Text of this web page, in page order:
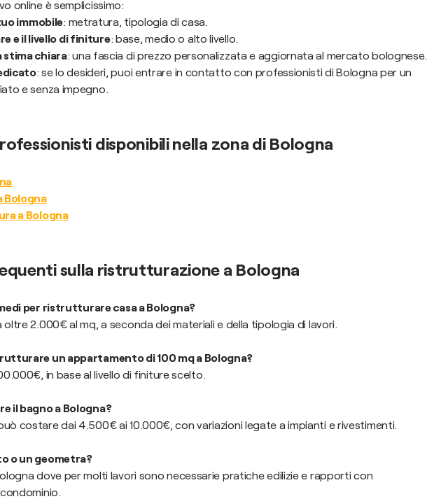
online è semplicissimo:
immobile: metratura, tipologia di casa.
e il livello di finiture: base, medio o alto livello.
chiara: una fascia di prezzo personalizzata e aggiornata al mercato bolognese.
: se lo desideri, puoi entrare in contatto con professionisti di Bologna per un
e senza impegno.
disponibili nella zona di Bologna
Bologna
a Bologna
sulla ristrutturazione a Bologna
per ristrutturare casa a Bologna?
oltre 2.000€ al mq, a seconda dei materiali e della tipologia di lavori.
un appartamento di 100 mq a Bologna?
in base al livello di finiture scelto.
il bagno a Bologna?
costare dai 4.500€ ai 10.000€, con variazioni legate a impianti e rivestimenti.
o un geometra?
dove per molti lavori sono necessarie pratiche edilizie e rapporti con